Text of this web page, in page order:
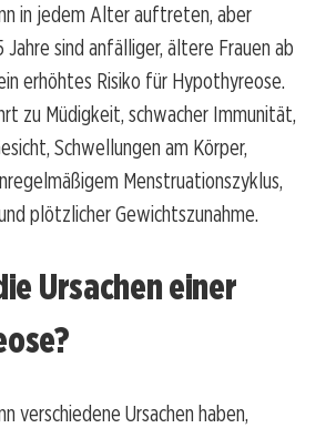
in jedem Alter auftreten, aber
Jahre sind anfälliger, ältere Frauen ab
erhöhtes Risiko für Hypothyreose.
zu Müdigkeit, schwacher Immunität,
Schwellungen am Körper,
Menstruationszyklus,
plötzlicher Gewichtszunahme.
Ursachen einer
verschiedene Ursachen haben,